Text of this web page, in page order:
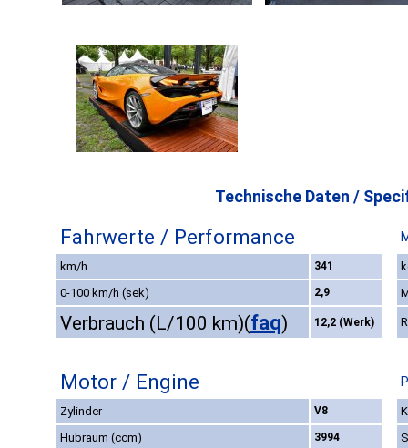
Technische Daten /
Fahrwerte / Performance
km/h 341
0-100 km/h (sek)
2,9
Verbrauch (L/100 km)(faq) 12,2 (Werk)
Motor / Engine
Zylinder V8
Hubraum (ccm)
3994